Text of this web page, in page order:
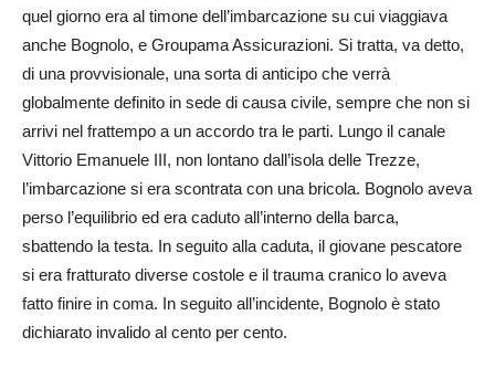
quel giorno era al timone dell’imbarcazione su cui viaggiava
anche Bognolo, e Groupama Assicurazioni. Si tratta, va detto,
di una provvisionale, una sorta di anticipo che verrà
globalmente definito in sede di causa civile, sempre che non si
arrivi nel frattempo a un accordo tra le parti. Lungo il canale
Vittorio Emanuele III, non lontano dall’isola delle Trezze,
l’imbarcazione si era scontrata con una bricola. Bognolo aveva
perso l’equilibrio ed era caduto all’interno della barca,
sbattendo la testa. In seguito alla caduta, il giovane pescatore
si era fratturato diverse costole e il trauma cranico lo aveva
fatto finire in coma. In seguito all’incidente, Bognolo è stato
dichiarato invalido al cento per cento.